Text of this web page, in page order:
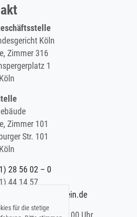
Köln
Zimmer 316
1
Zimmer 101
Str. 101
28 56 02 – 0
44 14 57
anwaltverein.de
- Freitag: 9.00 – 15.00 Uhr
für die stetige